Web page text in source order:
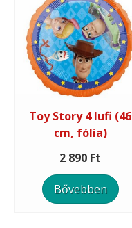
Toy Story 4 lufi (46
cm, fólia)
2 890 Ft
Bővebben